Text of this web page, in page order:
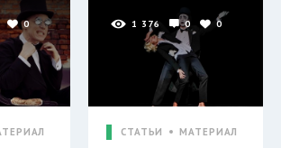
0 1 376 0 0
СТАТЬИ МАТЕРИАЛ